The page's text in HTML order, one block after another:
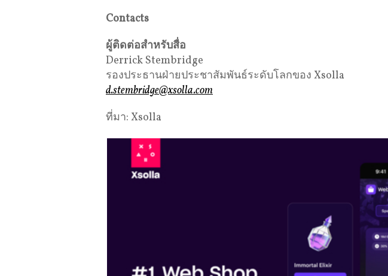
Contacts
ผู้ติดต่อสำหรับสื่อ
Derrick Stembridge
รองประธานฝ่ายประชาสัมพันธ์ระดับโลกของ Xsolla
d.stembridge@xsolla.com
ที่มา: Xsolla